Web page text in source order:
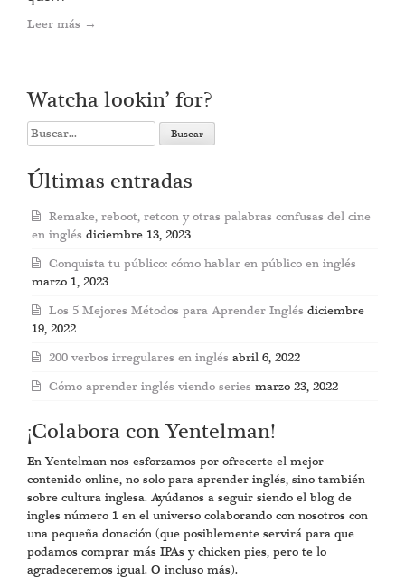
Leer más →
Watcha lookin’ for?
Search
for:
Últimas entradas
Remake, reboot, retcon y otras palabras confusas del cine
en inglés diciembre 13, 2023
Conquista tu público: cómo hablar en público en inglés
marzo 1, 2023
Los 5 Mejores Métodos para Aprender Inglés diciembre
19, 2022
200 verbos irregulares en inglés abril 6, 2022
Cómo aprender inglés viendo series marzo 23, 2022
¡Colabora con Yentelman!
En Yentelman nos esforzamos por ofrecerte el mejor
contenido online, no solo para aprender inglés, sino también
sobre cultura inglesa. Ayúdanos a seguir siendo el blog de
ingles número 1 en el universo colaborando con nosotros con
una pequeña donación (que posiblemente servirá para que
podamos comprar más IPAs y chicken pies, pero te lo
agradeceremos igual. O incluso más).